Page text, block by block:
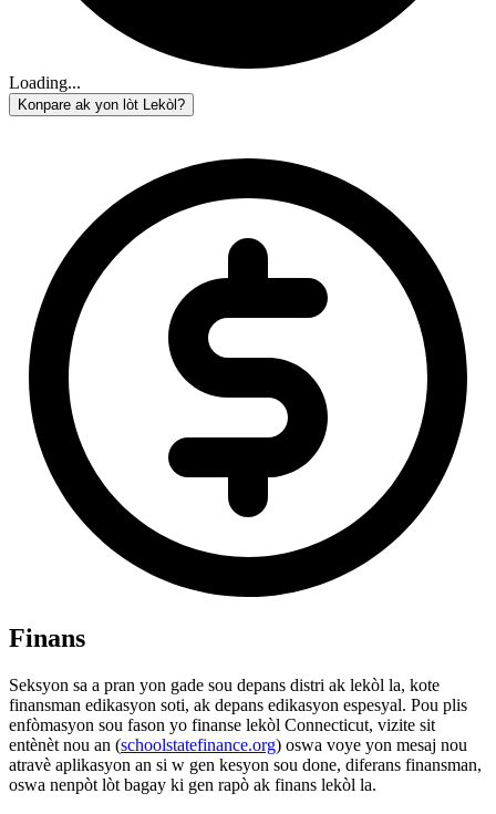
Loading...
Konpare ak yon lòt Lekòl?
Finans
Seksyon sa a pran yon gade sou depans distri ak lekòl la, kote
finansman edikasyon soti, ak depans edikasyon espesyal. Pou plis
enfòmasyon sou fason yo finanse lekòl Connecticut, vizite sit
entènèt nou an (schoolstatefinance.org) oswa voye yon mesaj nou
atravè aplikasyon an si w gen kesyon sou done, diferans finansman,
oswa nenpòt lòt bagay ki gen rapò ak finans lekòl la.